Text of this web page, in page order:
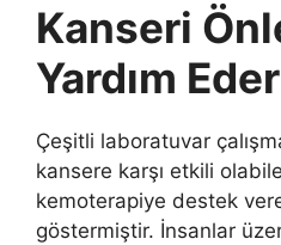
Kanseri
Yardım Eder
Çeşitli laboratuvar
kansere karşı etkili
kemoterapiye destek
göstermiştir. İnsanlar